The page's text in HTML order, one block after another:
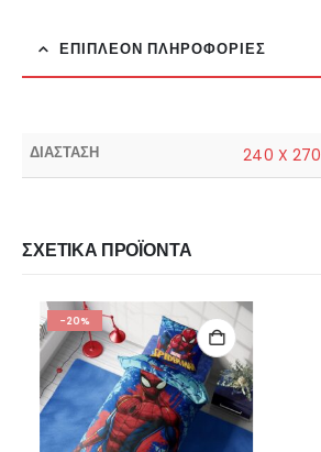
ΕΠΙΠΛΈΟΝ ΠΛΗΡΟΦΟΡΊΕΣ
ΔΙΑΣΤΑΣΗ 240 X 270
ΣΧΕΤΙΚΆ ΠΡΟΪΌΝΤΑ
-20%